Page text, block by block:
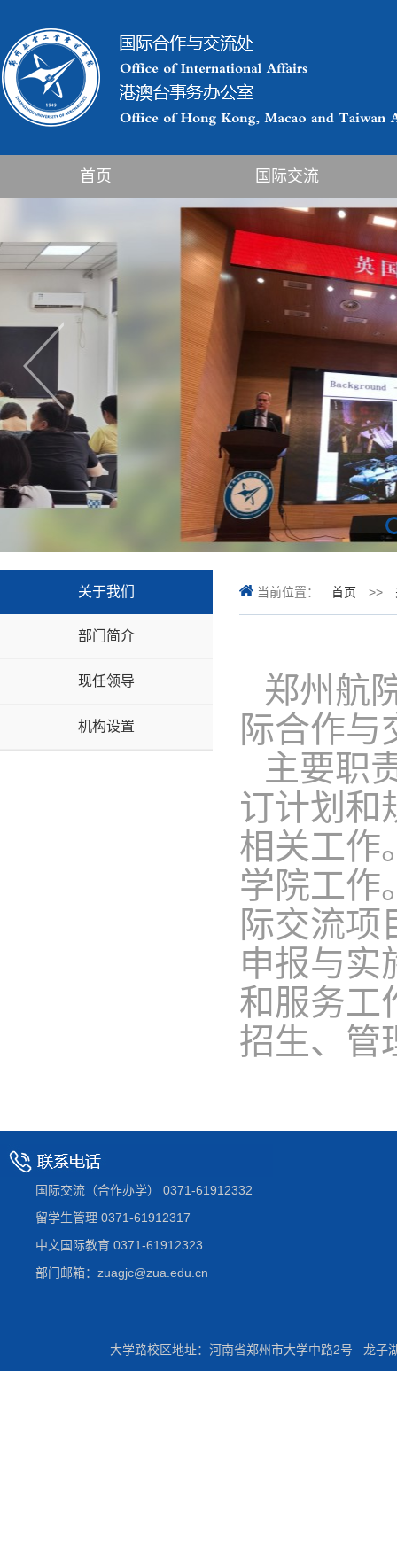
首页 国际交流
关于我们
部门简介
现任领导
机构设置
当前位置： 首页 >>
郑州航
际合作与
主要职
订计划和
相关工作
学院工作
际交流项
申报与实
和服务工
招生、管
国际交流（合作办学） 0371-61912332
留学生管理 0371-61912317
中文国际教育 0371-61912323
部门邮箱：zuagjc@zua.edu.cn
大学路校区地址：河南省郑州市大学中路2号 龙